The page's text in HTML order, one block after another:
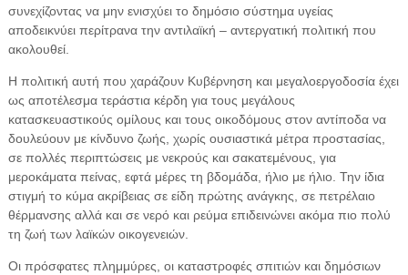
συνεχίζοντας να μην ενισχύει το δημόσιο σύστημα υγείας
αποδεικνύει περίτρανα την αντιλαϊκή – αντεργατική πολιτική που
ακολουθεί.
Η πολιτική αυτή που χαράζουν Κυβέρνηση και μεγαλοεργοδοσία έχει
ως αποτέλεσμα τεράστια κέρδη για τους μεγάλους
κατασκευαστικούς ομίλους και τους οικοδόμους στον αντίποδα να
δουλεύουν με κίνδυνο ζωής, χωρίς ουσιαστικά μέτρα προστασίας,
σε πολλές περιπτώσεις με νεκρούς και σακατεμένους, για
μεροκάματα πείνας, εφτά μέρες τη βδομάδα, ήλιο με ήλιο. Την ίδια
στιγμή το κύμα ακρίβειας σε είδη πρώτης ανάγκης, σε πετρέλαιο
θέρμανσης αλλά και σε νερό και ρεύμα επιδεινώνει ακόμα πιο πολύ
τη ζωή των λαϊκών οικογενειών.
Οι πρόσφατες πλημμύρες, οι καταστροφές σπιτιών και δημόσιων